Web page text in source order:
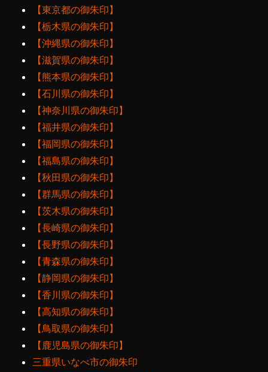
【東京都の御朱印】
【栃木県の御朱印】
【沖縄県の御朱印】
【滋賀県の御朱印】
【熊本県の御朱印】
【石川県の御朱印】
【神奈川県の御朱印】
【福井県の御朱印】
【福岡県の御朱印】
【福島県の御朱印】
【秋田県の御朱印】
【群馬県の御朱印】
【茨木県の御朱印】
【長崎県の御朱印】
【長野県の御朱印】
【青森県の御朱印】
【静岡県の御朱印】
【香川県の御朱印】
【高知県の御朱印】
【鳥取県の御朱印】
【鹿児島県の御朱印】
三重県いなべ市の御朱印